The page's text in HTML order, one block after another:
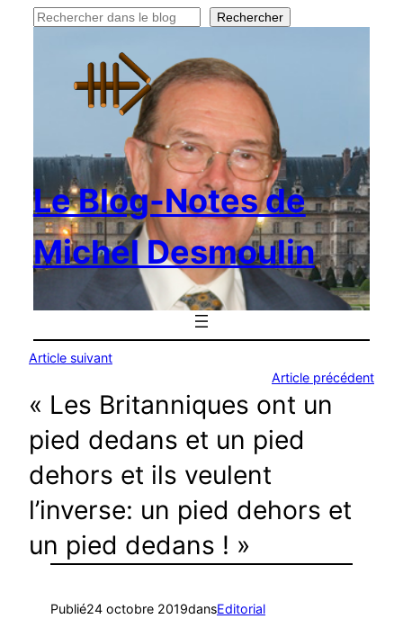
Rechercher Rechercher
Le Blog-Notes de
Michel Desmoulin
Article suivant
Article précédent
« Les Britanniques ont un
pied dedans et un pied
dehors et ils veulent
l’inverse: un pied dehors et
un pied dedans ! »
Publié24 octobre 2019dansEditorial